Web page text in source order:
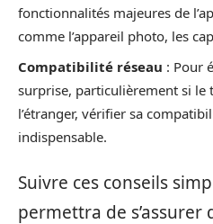
fonctionnalités majeures de
comme l’appareil photo, les
Compatibilité réseau : Pour
surprise, particulièrement si le
l’étranger, vérifier sa
indispensable.
Suivre ces conseils
permettra de s’assurer